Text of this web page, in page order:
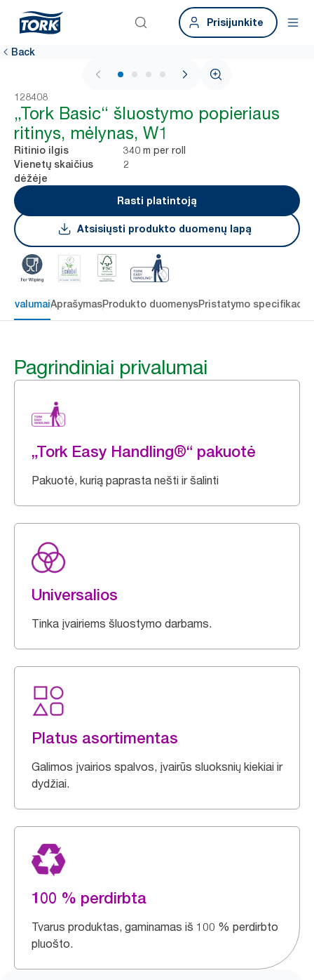
Prisijunkite
Back
1 / 4
128408
„Tork Basic“ šluostymo popieriaus
ritinys, mėlynas, W1
Ritinio ilgis 340 m per roll
Vienetų skaičius
dėžėje
2
Rasti platintoją
Atsisiųsti produkto duomenų lapą
AprašymasProdukto duomenysPristatymo
Pagrindiniai privalumai
„Tork Easy Handling®“ pakuotė
Pakuotė, kurią paprasta nešti ir šalinti
Universalios
Tinka įvairiems šluostymo darbams.
Platus asortimentas
Galimos įvairios spalvos, įvairūs sluoksnių kiekiai ir
dydžiai.
100 % perdirbta
Tvarus produktas, gaminamas iš 100 % perdirbto
pluošto.